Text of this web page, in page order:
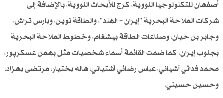
أصفهان للتكنولوجيا النووية، كرج للأبحاث النووية، بالإضافة إلى
شركات الملاحة البحرية "إيران – الهند"، والطاقة نوين، وبارس تراش،
وجابر بن حيان، وصناعات الطاقة بيشغام، وخطوط الملاحة البحرية
بجنوب إيران. كما ضمت القائمة أسماء شخصيات مثل بهمن عسكرپور،
محمد فدائي آشياني، عباس رضائي آشتیاني، هاله بختيار، مرتضى بهزاد،
وحسين حسيني.